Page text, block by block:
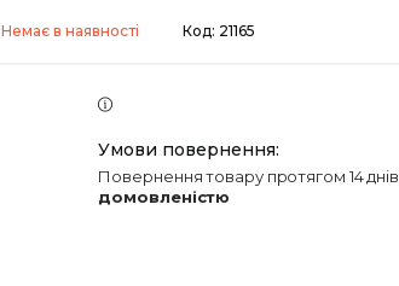
Немає в наявності Код: 21165
повернення товару протягом 14 днів
домовленістю